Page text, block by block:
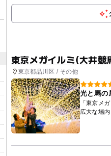
...
東京メガイルミ(大井競
東京都品川区 / その他
光と馬の
「東京メ
広大な場
ｍの江戸
ん！ ...